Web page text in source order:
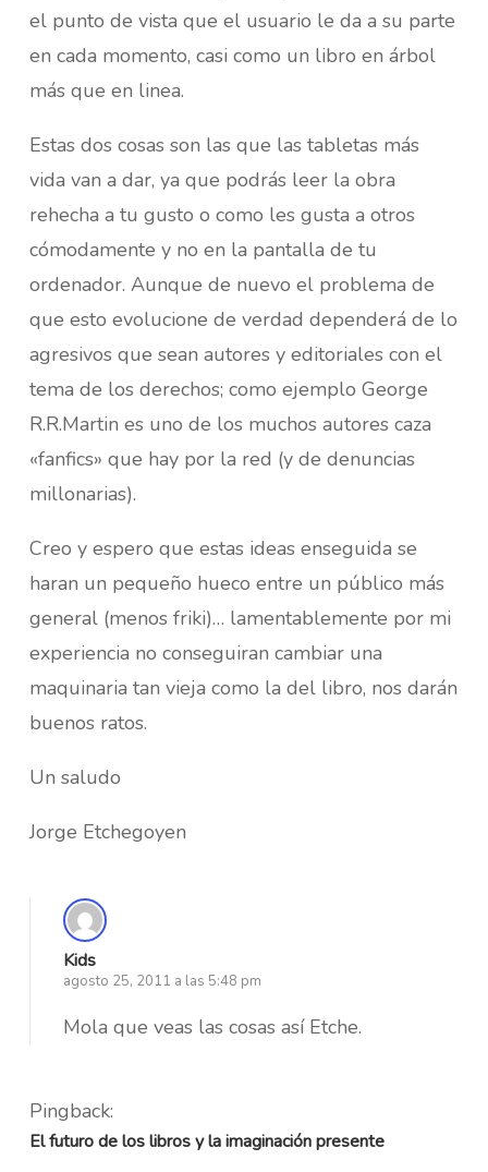
el punto de vista que el usuario le da a su parte
en cada momento, casi como un libro en árbol
más que en linea.
Estas dos cosas son las que las tabletas más
vida van a dar, ya que podrás leer la obra
rehecha a tu gusto o como les gusta a otros
cómodamente y no en la pantalla de tu
ordenador. Aunque de nuevo el problema de
que esto evolucione de verdad dependerá de lo
agresivos que sean autores y editoriales con el
tema de los derechos; como ejemplo George
R.R.Martin es uno de los muchos autores caza
«fanfics» que hay por la red (y de denuncias
millonarias).
Creo y espero que estas ideas enseguida se
haran un pequeño hueco entre un público más
general (menos friki)… lamentablemente por mi
experiencia no conseguiran cambiar una
maquinaria tan vieja como la del libro, nos darán
buenos ratos.
Un saludo
Jorge Etchegoyen
Kids
agosto 25, 2011 a las 5:48 pm
Mola que veas las cosas así Etche.
Pingback:
El futuro de los libros y la imaginación presente